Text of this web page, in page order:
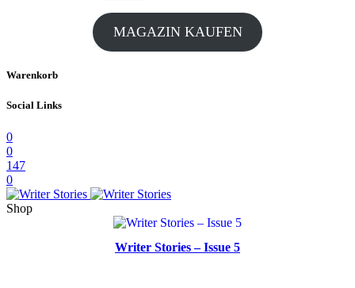
MAGAZIN KAUFEN
Warenkorb
Social Links
0
0
147
0
Shop
Writer Stories – Issue 5